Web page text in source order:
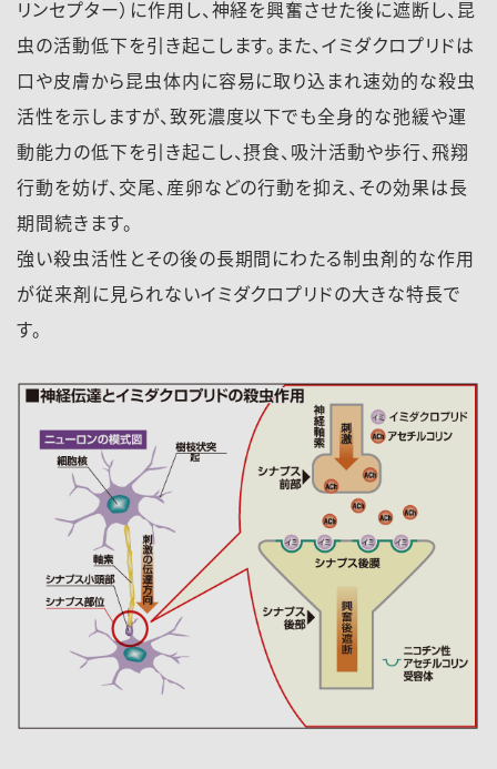
リンセプター）に作用し、神経を興奮させた後に遮断し、昆
虫の活動低下を引き起こします。また、イミダクロプリドは
口や皮膚から昆虫体内に容易に取り込まれ速効的な殺虫
活性を示しますが、致死濃度以下でも全身的な弛緩や運
動能力の低下を引き起こし、摂食、吸汁活動や歩行、飛翔
行動を妨げ、交尾、産卵などの行動を抑え、その効果は長
期間続きます。
強い殺虫活性とその後の長期間にわたる制虫剤的な作用
が従来剤に見られないイミダクロプリドの大きな特長で
す。